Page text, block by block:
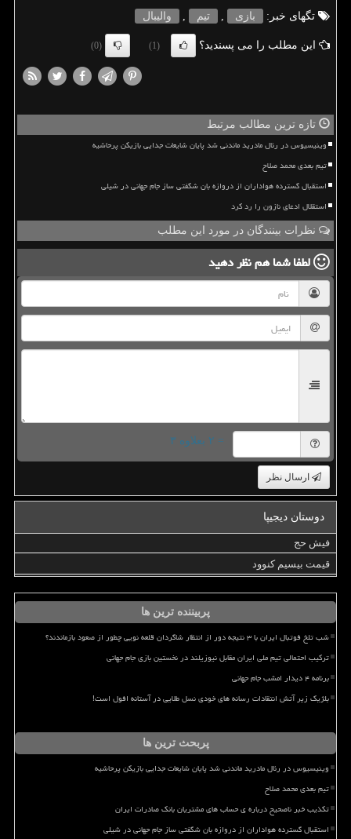
تگهای خبر:
بازی , تیم , والیبال
این مطلب را می پسندید؟ (1)
(0)
تازه ترین مطالب مرتبط
وینیسیوس در رئال مادرید ماندنی شد پایان شایعات جدایی بازیکن پرحاشیه
تیم بعدی محمد صلاح
استقبال گسترده هواداران از دروازه بان شگفتی ساز جام جهانی در شیلی
استقلال ادعای نازون را رد کرد
نظرات بینندگان در مورد این مطلب
لطفا شما همنظر دهید
= ۲ بعلاوه ۳
ارسال نظر
دوستان دیجیپا
فیش حج
قیمت بیسیم کنوود
پربیننده ترین ها
شب تلخ فوتبال ایران با ۳ نتیجه دور از انتظار شاگردان قلعه نویی چطور از صعود بازماندند؟
ترکیب احتمالی تیم ملی ایران مقابل نیوزیلند در نخستین بازی جام جهانی
برنامه ۴ دیدار امشب جام جهانی
بلژیک زیر آتش انتقادات رسانه های خودی نسل طلایی در آستانه افول است!
پربحث ترین ها
وینیسیوس در رئال مادرید ماندنی شد پایان شایعات جدایی بازیکن پرحاشیه
تیم بعدی محمد صلاح
تکذیب خبر ناصحیح درباره ی حساب های مشتریان بانک صادرات ایران
استقبال گسترده هواداران از دروازه بان شگفتی ساز جام جهانی در شیلی